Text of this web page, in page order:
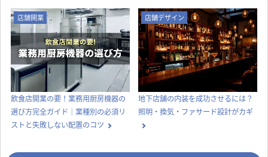
店舗開業
飲食店開業の要！業務用厨房機器の
選び方完全ガイド｜業種別の必須リ
ストと失敗しない配置のコツ
店舗デザイン
地下店舗の内装を成功させるには？
照明・換気・ファサード設計がカギ